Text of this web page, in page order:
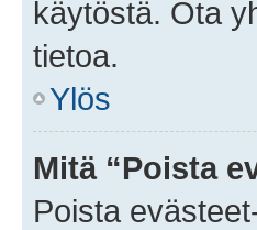
käytöstä. Ota
tietoa.
Ylös
Mitä “Poista
Poista